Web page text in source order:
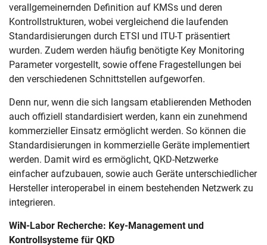
verallgemeinernden Definition auf KMSs und deren
Kontrollstrukturen, wobei vergleichend die laufenden
Standardisierungen durch ETSI und ITU-T präsentiert
wurden. Zudem werden häufig benötigte Key Monitoring
Parameter vorgestellt, sowie offene Fragestellungen bei
den verschiedenen Schnittstellen aufgeworfen.
Denn nur, wenn die sich langsam etablierenden Methoden
auch offiziell standardisiert werden, kann ein zunehmend
kommerzieller Einsatz ermöglicht werden. So können die
Standardisierungen in kommerzielle Geräte implementiert
werden. Damit wird es ermöglicht, QKD-Netzwerke
einfacher aufzubauen, sowie auch Geräte unterschiedlicher
Hersteller interoperabel in einem bestehenden Netzwerk zu
integrieren.
WiN-Labor Recherche: Key-Management und
Kontrollsysteme für QKD